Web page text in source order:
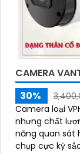
CAMERA
30%
Camera loại
nhưng chất
năng quan sát hồng
chụp cực kỳ